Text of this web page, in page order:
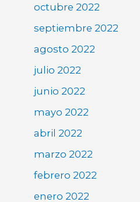
octubre 2022
septiembre 2022
agosto 2022
julio 2022
junio 2022
mayo 2022
abril 2022
marzo 2022
febrero 2022
enero 2022